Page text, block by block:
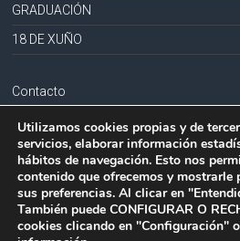
GRADUACIÓN
18 DE XUÑO
Contacto
Aviso legal
Política de privacidad
Política de cookies
Utilizamos cookies propias y de
servicios, elaborar información
hábitos de navegación. Esto nos
contenido que ofrecemos y
sus preferencias. Al clicar en
También puede CONFIGURAR O
cookies clicando en "Configuración"